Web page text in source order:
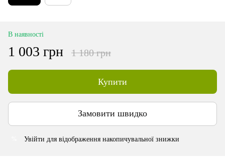
В наявності
1 003 грн 1 180 грн
Купити
Замовити швидко
Увійти для відображення накопичувальної знижки